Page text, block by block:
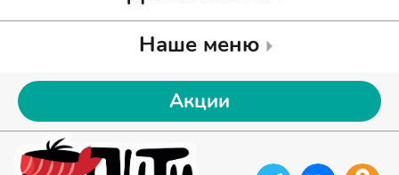
Наше меню
Акции